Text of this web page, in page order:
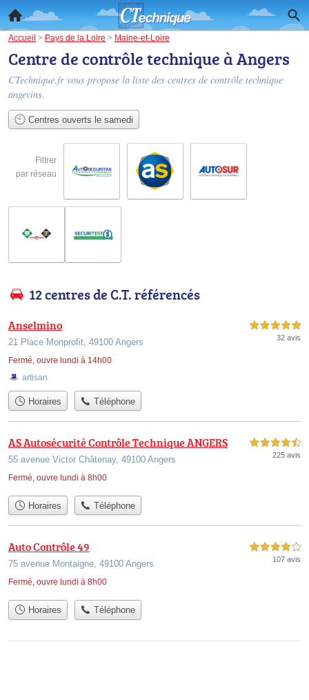
Accueil > Pays de la Loire > Maine-et-Loire
Centre de contrôle technique à Angers
CTechnique.fr vous propose la liste des centres de contrôle technique
angevins.
Centres ouverts le samedi
Filtrer
par réseau
12 centres de C.T. référencés
Anselmino
21 Place Monprofit, 49100 Angers
Fermé, ouvre lundi à 14h00
5,0 étoiles sur 5
32 avis
artisan
Horaires Téléphone
AS Autosécurité Contrôle Technique ANGERS
55 avenue Victor Châtenay, 49100 Angers
Fermé, ouvre lundi à 8h00
4,5 étoiles sur 5
225 avis
Horaires Téléphone
Auto Contrôle 49
75 avenue Montaigne, 49100 Angers
Fermé, ouvre lundi à 8h00
4,0 étoiles sur 5
107 avis
Horaires Téléphone